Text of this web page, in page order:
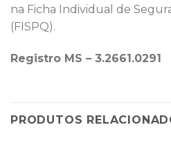
na Ficha Individual de
(FISPQ).
Registro MS – 3.2661.0291
PRODUTOS